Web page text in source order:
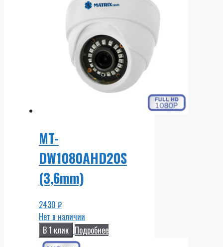
MT-
DW1080AHD20S
(3,6mm)
2430 ₽
Нет в наличии
В 1 клик Подробнее